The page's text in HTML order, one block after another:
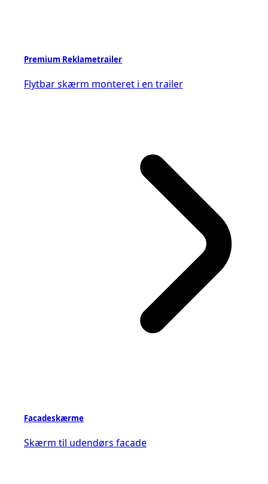
Premium Reklametrailer
Flytbar skærm monteret i en trailer
Facadeskærme
Skærm til udendørs facade